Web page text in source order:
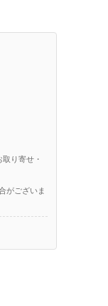
り寄せ・
がございま